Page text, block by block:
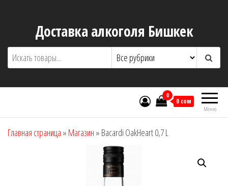
содержимомуДоставка алкоголя Бишкек
Меню
0
0 сом
Главная страница » Магазин » Bacardi OakHeart 0,7 L